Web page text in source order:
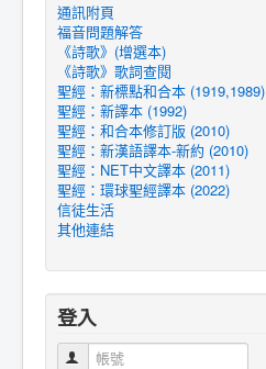
通訊附頁
福音問題解答
《詩歌》(增選本)
《詩歌》歌詞查閱
聖經：新標點和合本 (1919,1989)
聖經：新譯本 (1992)
聖經：和合本修訂版 (2010)
聖經：新漢語譯本-新約 (2010)
聖經：NET中文譯本 (2011)
聖經：環球聖經譯本 (2022)
信徒生活
其他連結
登入
帳號